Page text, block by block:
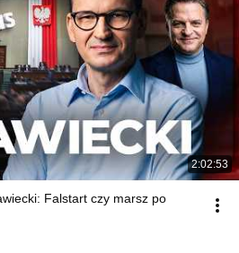
2:02:53
Falstart czy marsz po